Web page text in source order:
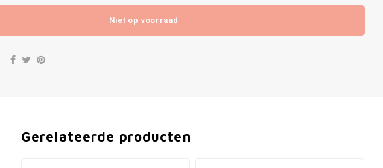
Niet op voorraad
Gerelateerde producten